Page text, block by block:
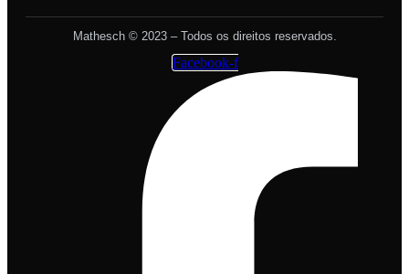
Mathesch © 2023 – Todos os direitos reservados.
Facebook-f